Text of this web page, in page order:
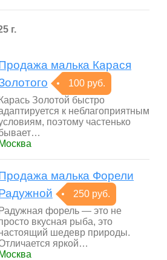
г.
малька Карася
100 руб.
Карась Золотой быстро
к неблагоприятным
поэтому частенько
Москва
малька Форели
250 руб.
Радужная форель — это не
вкусная рыба, это
шедевр природы.
яркой…
Москва